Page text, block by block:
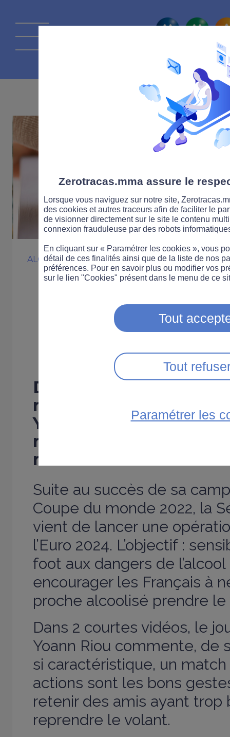
La route
ALCOOL COMPORTEMENT SÉCURITÉ
Euro 2024 :
pour lutter
au volant
Dans une série de
routière et le
Yoann Riou rappellent
match, si « on tient à
retient » !
Suite au succès de sa
Coupe du monde 2022, la
vient de lancer une
l’Euro 2024. L’objectif :
foot aux dangers de
encourager les Français à
proche alcoolisé prendre le
Dans 2 courtes vidéos, le
Yoann Riou commente, de
si caractéristique, un
actions sont les bons
retenir des amis ayant trop
reprendre le volant.
Zerotracas.mma assure le
Lorsque vous naviguez sur notre site,
des cookies et autres traceurs afin de faciliter le
de visionner directement sur le site le contenu
connexion frauduleuse par des robots
En cliquant sur « Paramétrer les cookies », vous
détail de ces finalités ainsi que de la liste de nos
préférences. Pour en savoir plus ou modifier vos
sur le lien "Cookies" présent dans le menu de ce
Tout
Tout
Paramétrer les